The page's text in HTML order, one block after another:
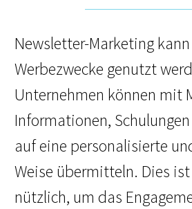
Newsletter-Marketing
Werbezwecke genutzt
Unternehmen können mit
Informationen,
auf eine personalisierte
Weise übermitteln. Dies
nützlich, um das